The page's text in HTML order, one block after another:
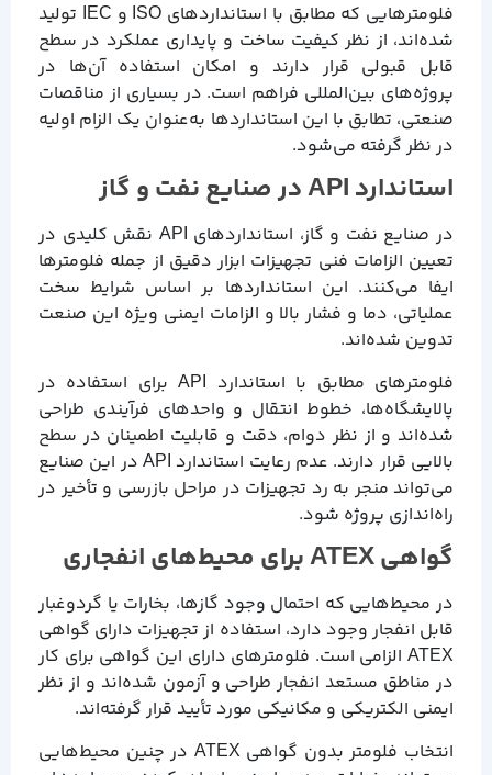
فلومترهایی که مطابق با استانداردهای ISO و IEC تولید
شده‌اند، از نظر کیفیت ساخت و پایداری عملکرد در سطح
قابل قبولی قرار دارند و امکان استفاده آن‌ها در
پروژه‌های بین‌المللی فراهم است. در بسیاری از مناقصات
صنعتی، تطابق با این استانداردها به‌عنوان یک الزام اولیه
در نظر گرفته می‌شود.
استاندارد API در صنایع نفت و گاز
در صنایع نفت و گاز، استانداردهای API نقش کلیدی در
تعیین الزامات فنی تجهیزات ابزار دقیق از جمله فلومترها
ایفا می‌کنند. این استانداردها بر اساس شرایط سخت
عملیاتی، دما و فشار بالا و الزامات ایمنی ویژه این صنعت
تدوین شده‌اند.
فلومترهای مطابق با استاندارد API برای استفاده در
پالایشگاه‌ها، خطوط انتقال و واحدهای فرآیندی طراحی
شده‌اند و از نظر دوام، دقت و قابلیت اطمینان در سطح
بالایی قرار دارند. عدم رعایت استاندارد API در این صنایع
می‌تواند منجر به رد تجهیزات در مراحل بازرسی و تأخیر در
راه‌اندازی پروژه شود.
گواهی ATEX برای محیط‌های انفجاری
در محیط‌هایی که احتمال وجود گازها، بخارات یا گردوغبار
قابل انفجار وجود دارد، استفاده از تجهیزات دارای گواهی
ATEX الزامی است. فلومترهای دارای این گواهی برای کار
در مناطق مستعد انفجار طراحی و آزمون شده‌اند و از نظر
ایمنی الکتریکی و مکانیکی مورد تأیید قرار گرفته‌اند.
انتخاب فلومتر بدون گواهی ATEX در چنین محیط‌هایی